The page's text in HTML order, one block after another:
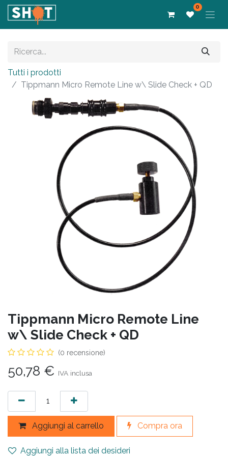
0
Tutti i prodotti
Tippmann Micro Remote Line w\ Slide Check + QD
Tippmann Micro Remote Line
w\ Slide Check + QD
(0 recensione)
50,78 € IVA inclusa
Aggiungi al carrello Compra ora
Aggiungi alla lista dei desideri